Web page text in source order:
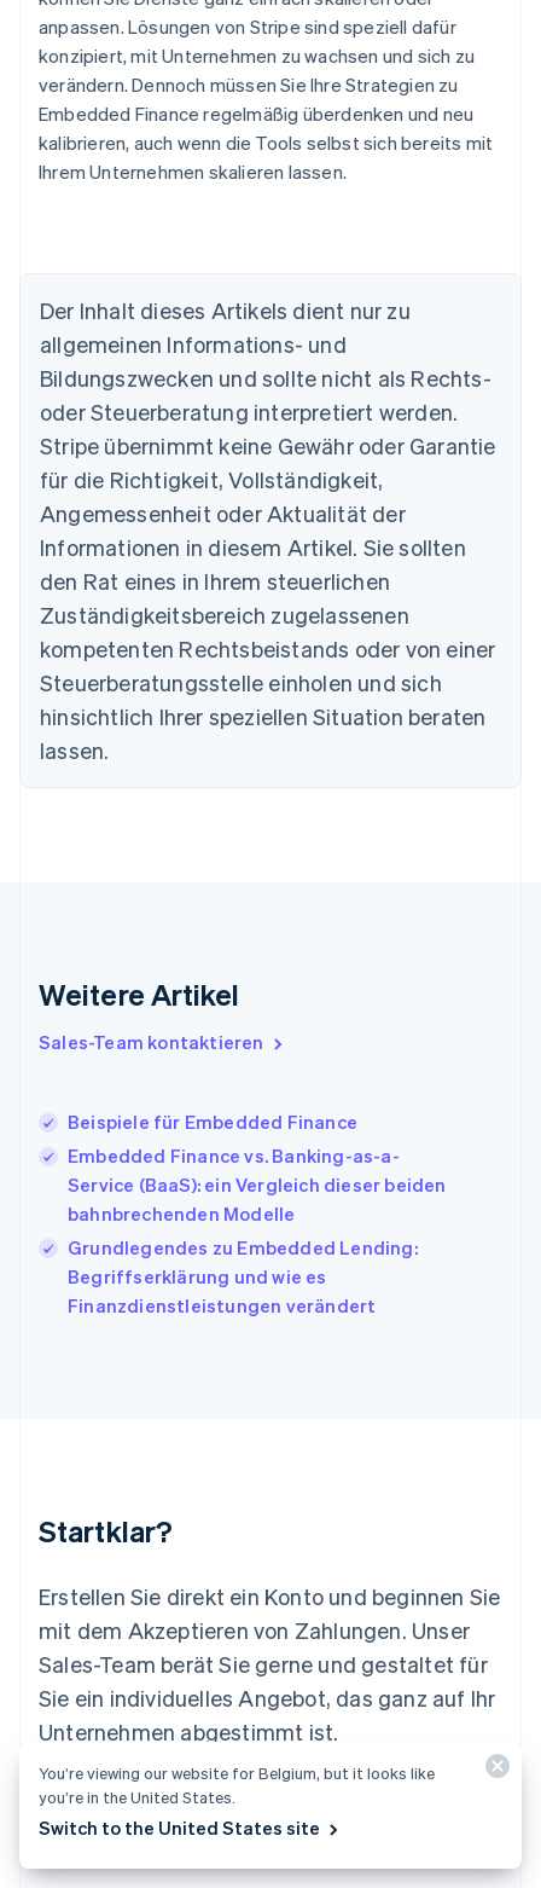
anpassen. Lösungen von Stripe sind speziell dafür
konzipiert, mit Unternehmen zu wachsen und sich zu
verändern. Dennoch müssen Sie Ihre Strategien zu
Embedded Finance regelmäßig überdenken und neu
kalibrieren, auch wenn die Tools selbst sich bereits mit
Ihrem Unternehmen skalieren lassen.
Der Inhalt dieses Artikels dient nur zu
allgemeinen Informations- und
Bildungszwecken und sollte nicht als Rechts-
oder Steuerberatung interpretiert werden.
Stripe übernimmt keine Gewähr oder Garantie
für die Richtigkeit, Vollständigkeit,
Angemessenheit oder Aktualität der
Informationen in diesem Artikel. Sie sollten
den Rat eines in Ihrem steuerlichen
Zuständigkeitsbereich zugelassenen
kompetenten Rechtsbeistands oder von einer
Steuerberatungsstelle einholen und sich
hinsichtlich Ihrer speziellen Situation beraten
lassen.
Weitere Artikel
Sales-Team kontaktieren
Beispiele für Embedded Finance
Embedded Finance vs. Banking-as-a-
Service (BaaS): ein Vergleich dieser beiden
bahnbrechenden Modelle
Grundlegendes zu Embedded Lending:
Begriffserklärung und wie es
Finanzdienstleistungen verändert
Startklar?
Erstellen Sie direkt ein Konto und beginnen Sie
mit dem Akzeptieren von Zahlungen. Unser
Sales-Team berät Sie gerne und gestaltet für
Sie ein individuelles Angebot, das ganz auf Ihr
Unternehmen abgestimmt ist.
Jetzt starten Sales-Team kontaktieren
Australien
English
Belgien
Nederlands Français Deutsch English
Brasilien
PortuguêsEnglish
English
Dänemark
English
Deutschland
Deutsch English
Estland
Festlandchina
简体中文English
Finnland
English
Frankreich
Irland
Italien
日本語 English
Kanada
EnglishFrançais
Kroatien
EnglishItaliano
English
Liechtenstein
DeutschEnglish
Mexiko
English
Niederlande
Nederlands English
Norwegen
English
Österreich
Polen
English
Portugal
Rumänien
You’re viewing our website for Belgium, but it looks like
you’re in the United States.
Switch to the United States site